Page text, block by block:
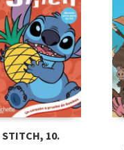
STITCH, 10.